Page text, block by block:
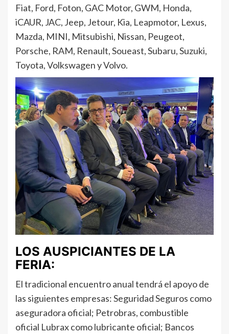
Fiat, Ford, Foton, GAC Motor, GWM, Honda,
iCAUR, JAC, Jeep, Jetour, Kia, Leapmotor, Lexus,
Mazda, MINI, Mitsubishi, Nissan, Peugeot,
Porsche, RAM, Renault, Soueast, Subaru, Suzuki,
Toyota, Volkswagen y Volvo.
LOS AUSPICIANTES DE LA
FERIA:
El tradicional encuentro anual tendrá el apoyo de
las siguientes empresas: Seguridad Seguros como
aseguradora oficial; Petrobras, combustible
oficial Lubrax como lubricante oficial; Bancos